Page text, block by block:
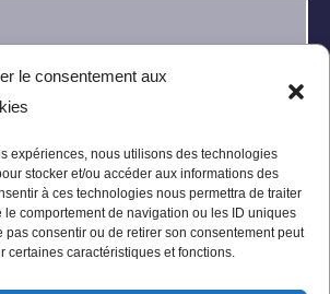
le consentement aux
expériences, nous utilisons des technologies
stocker et/ou accéder aux informations des
à ces technologies nous permettra de traiter
comportement de navigation ou les ID uniques
pas consentir ou de retirer son consentement peut
certaines caractéristiques et fonctions.
et j’accepte la
confidentialité.